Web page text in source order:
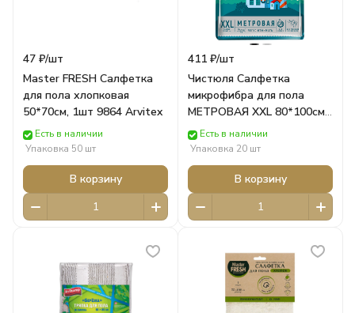
47 ₽/шт
Master FRESH Салфетка
для пола хлопковая
50*70см, 1шт 9864 Arvitex
Есть в наличии
Упаковка 50 шт
В корзину
411 ₽/шт
Чистюля Салфетка
микрофибра для пола
МЕТРОВАЯ XXL 80*100см
п/п (1шт) МФ027 НХК
Есть в наличии
Упаковка 20 шт
В корзину